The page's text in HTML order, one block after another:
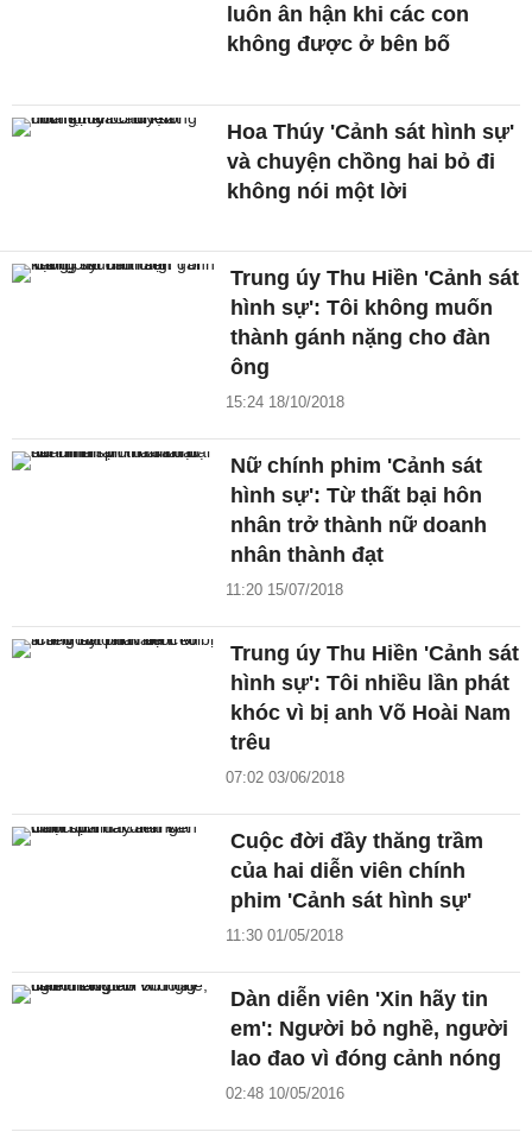
luôn ân hận khi các con
không được ở bên bố
Hoa Thúy 'Cảnh sát hình sự'
và chuyện chồng hai bỏ đi
không nói một lời
Trung úy Thu Hiền 'Cảnh sát
hình sự': Tôi không muốn
thành gánh nặng cho đàn
ông
15:24 18/10/2018
Nữ chính phim 'Cảnh sát
hình sự': Từ thất bại hôn
nhân trở thành nữ doanh
nhân thành đạt
11:20 15/07/2018
Trung úy Thu Hiền 'Cảnh sát
hình sự': Tôi nhiều lần phát
khóc vì bị anh Võ Hoài Nam
trêu
07:02 03/06/2018
Cuộc đời đầy thăng trầm
của hai diễn viên chính
phim 'Cảnh sát hình sự'
11:30 01/05/2018
Dàn diễn viên 'Xin hãy tin
em': Người bỏ nghề, người
lao đao vì đóng cảnh nóng
02:48 10/05/2016